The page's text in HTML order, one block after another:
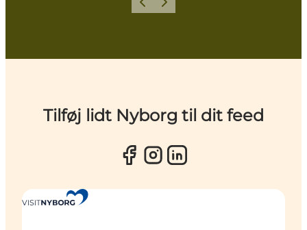
ForrigeNæste
Tilføj lidt Nyborg til dit feed